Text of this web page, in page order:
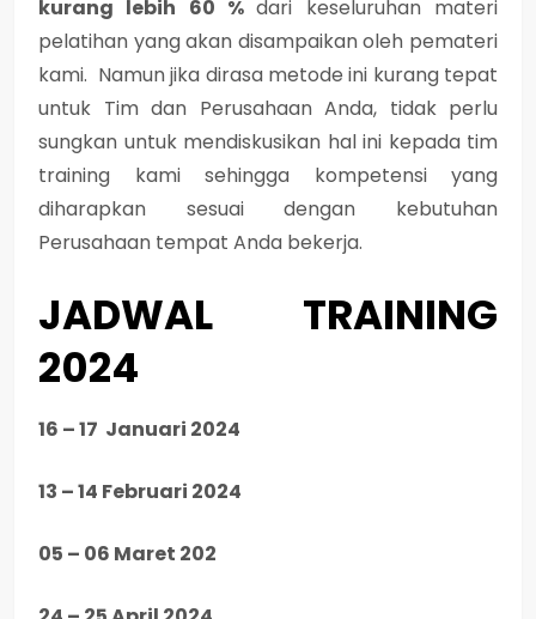
kurang lebih 60 %dari keseluruhan materi
pelatihan yang akan disampaikan oleh pemateri
kami. Namun jika dirasa metode ini kurang tepat
untuk Tim dan Perusahaan Anda, tidak perlu
sungkan untuk mendiskusikan hal ini kepada tim
training kami sehingga kompetensi yang
diharapkan sesuai dengan kebutuhan
Perusahaan tempat Anda bekerja.
JADWAL TRAINING
2024
16 – 17 Januari 2024
13 – 14 Februari 2024
05 – 06 Maret 202